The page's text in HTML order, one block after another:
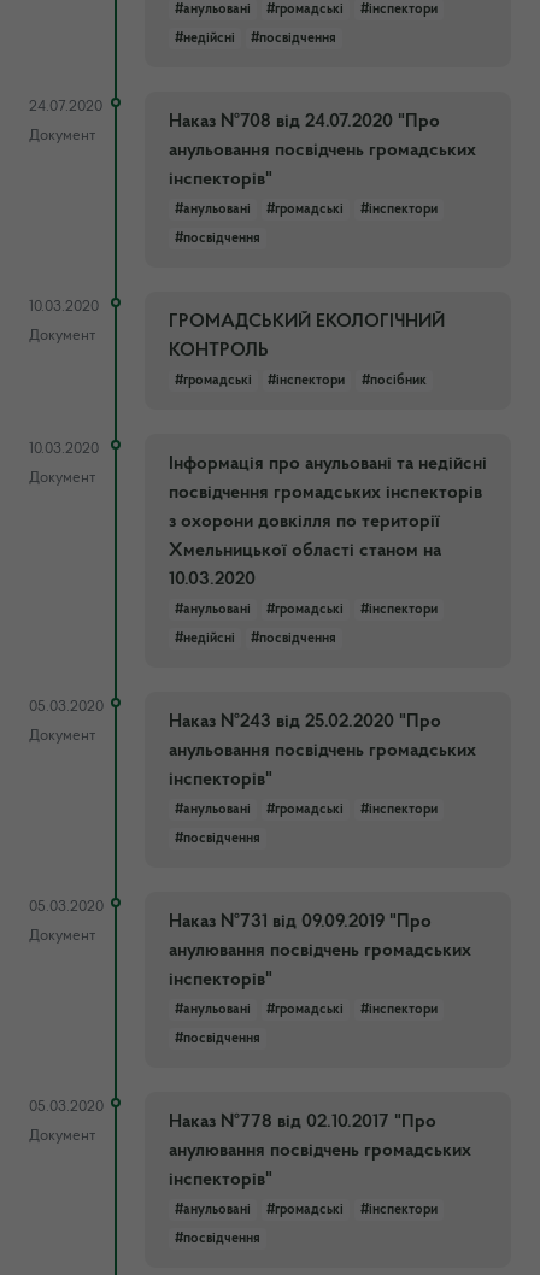
#анульовані #громадські
#інспектори
#недійсні
#посвідчення
24.07.2020
Документ
Наказ №708 від 24.07.2020 "Про
анульовання посвідчень громадських
інспекторів"
#анульовані #громадські
#інспектори
#посвідчення
10.03.2020
Документ
ГРОМАДСЬКИЙ ЕКОЛОГІЧНИЙ
КОНТРОЛЬ
#громадські #інспектори #посібник
10.03.2020
Документ
Інформація про анульовані та недійсні
посвідчення громадських інспекторів
з охорони довкілля по території
Хмельницької області станом на
10.03.2020
#анульовані #громадські
#інспектори
#недійсні
#посвідчення
05.03.2020
Документ
Наказ №243 від 25.02.2020 "Про
анульовання посвідчень громадських
інспекторів"
#анульовані #громадські
#інспектори
#посвідчення
05.03.2020
Документ
Наказ №731 від 09.09.2019 "Про
анулювання посвідчень громадських
інспекторів"
#анульовані #громадські
#інспектори
#посвідчення
05.03.2020
Документ
Наказ №778 від 02.10.2017 "Про
анулювання посвідчень громадських
інспекторів"
#анульовані #громадські
#інспектори
#посвідчення